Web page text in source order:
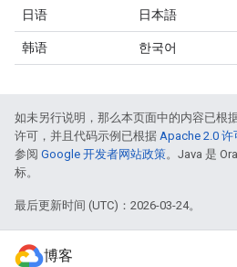
日语 日本語
韩语 한국어
如未另行说明，那么本页面中的内容已根
许可，并且代码示例已根据 Apache 2.0 许
参阅 Google 开发者网站政策。Java 是
标。
最后更新时间 (UTC)：2026-03-24。
博客